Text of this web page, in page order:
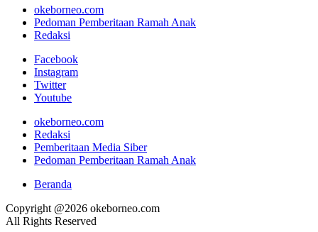
okeborneo.com
Pedoman Pemberitaan Ramah Anak
Redaksi
Facebook
Instagram
Twitter
Youtube
okeborneo.com
Redaksi
Pemberitaan Media Siber
Pedoman Pemberitaan Ramah Anak
Beranda
Copyright @2026 okeborneo.com
All Rights Reserved